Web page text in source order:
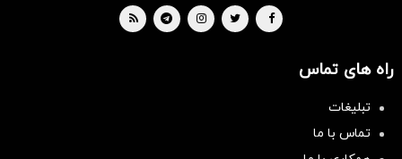
راه های تماس
تبلیغات
تماس با ما